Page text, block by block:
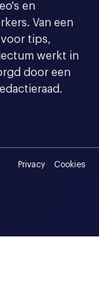
en
Van een
tips,
werkt in
door een
Privacy Cookies